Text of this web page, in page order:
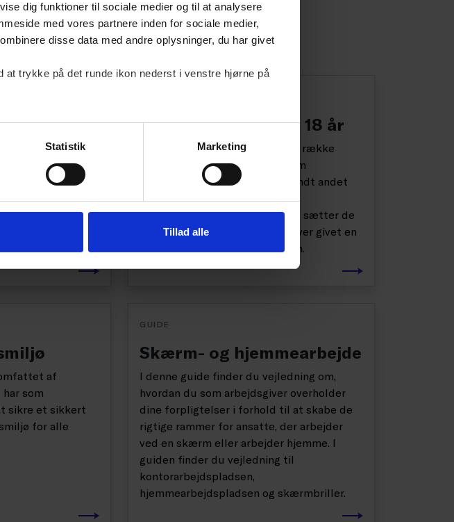
dig funktioner til sociale medier og til at analysere
med vores partnere inden for sociale medier,
disse data med andre oplysninger, du har givet
trykke på det runde ikon nederst i venstre hjørne på
Statistik Marketing
Tillad alle
om, at der på
et
og ledelsen
Unge ansatte under 18 år
For unge under 18 år gælder en række
skærpede arbejdsmiljøkrav. Som
arbejdsgiver skal du derfor blandt andet
arbejdstider, hvilket arbejde du sætter de
unge til at udføre, og at der bliver givet en
grundig oplæring og instruktion.
af
som
sikre et sikkert
for alle
GUIDE
Skærm- og hjemmearbejde
I denne guide finder du vejledning om,
hvordan du som arbejdsgiver overholder
dine forpligtelser i forhold til at skabe de
rigtige rammer for ansatte, der arbejder
ved en skærm eller arbejder hjemme. I
guiden finder du vejledning til
kontorarbejdspladsen,
hjemmearbejdspladsen og skærmbriller.